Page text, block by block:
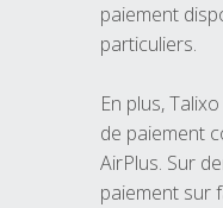
paiement
particuliers.
En plus,
de paiement
AirPlus. Sur
paiement sur